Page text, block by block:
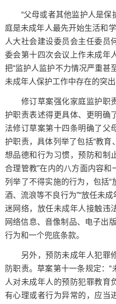
“父母或者其他监护人是保
庭是未成年人最先开始生活和
人大社会建设委员会主任委员
委会第十四次会议上作未成年
把“监护人监护不力情况严重甚
未成年人保护工作中存在的突出
修订草案强化家庭监护职
护职责表述得更具体、更明确
法修订草案第十四条明确了父
护职责，具体列举了包括“教
想品德和行为习惯，预防和制
合理管教”在内的八方面内容
列举了不得实施的行为，包括
酒、流浪等不良行为”“放任未
迷网络，放任未成年人接触违
网络信息、音像制品、电子出
行为和一个兜底条款。
另外，预防未成年人犯罪
防职责。草案第十一条规定：
人对未成年人的预防犯罪教育
有心理或者行为异常的，应当